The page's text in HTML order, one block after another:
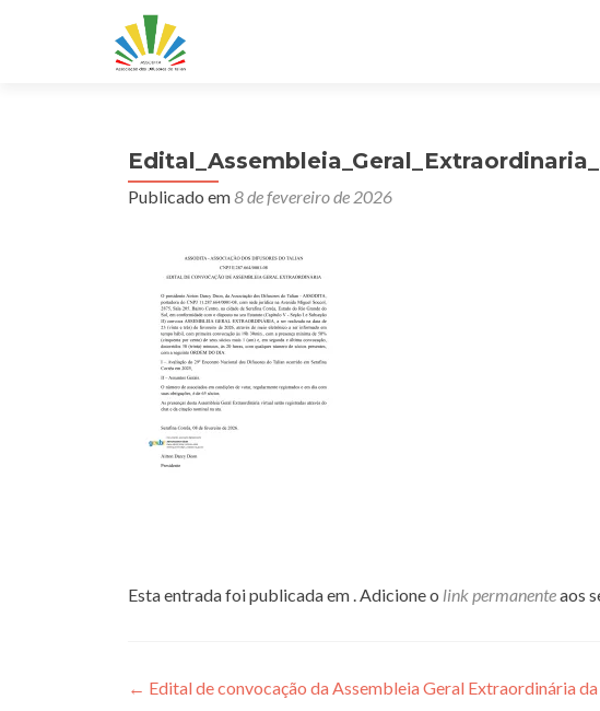
Publicado em8 de fevereiro de 2026
Esta entrada foi publicada em . Adicione o link permanenteaos
Navegação
← Edital de convocação da Assembleia Geral Extraordinária